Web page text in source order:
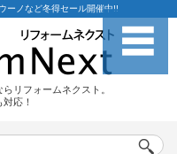
ーノなど冬得セール開催中!!
リフォームネクスト。
応！